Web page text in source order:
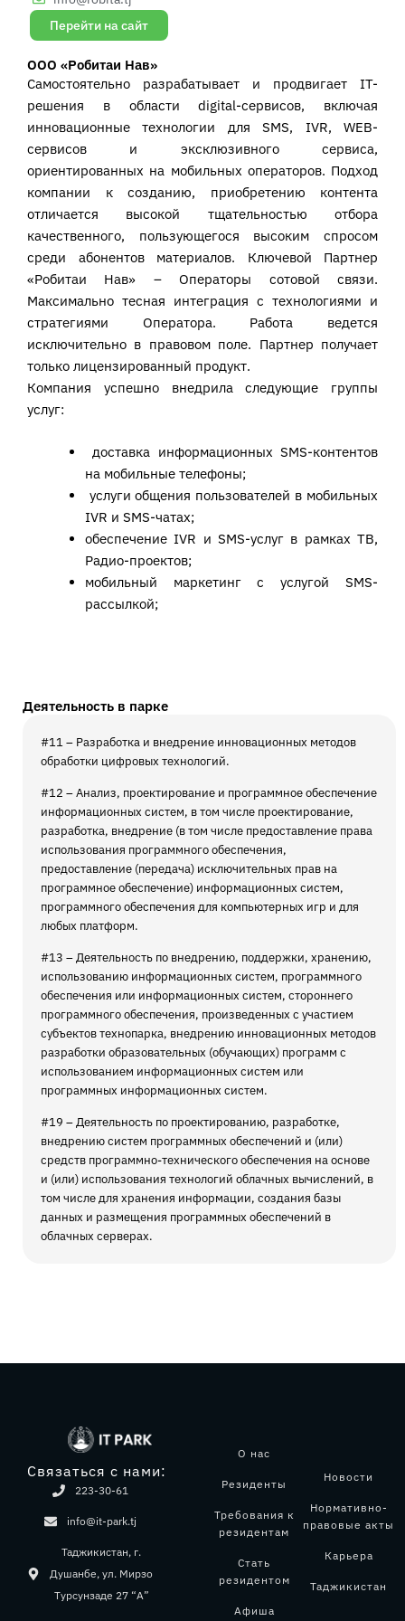
Перейти на сайт
ООО «Робитаи Нав»
Самостоятельно разрабатывает и продвигает IT-
решения в области digital-сервисов, включая
инновационные технологии для SMS, IVR, WEB-
сервисов и эксклюзивного сервиса,
ориентированных на мобильных операторов. Подход
компании к созданию, приобретению контента
отличается высокой тщательностью отбора
качественного, пользующегося высоким спросом
среди абонентов материалов. Ключевой Партнер
«Робитаи Нав» – Операторы сотовой связи.
Максимально тесная интеграция с технологиями и
стратегиями Оператора. Работа ведется
исключительно в правовом поле. Партнер получает
только лицензированный продукт.
Компания успешно внедрила следующие группы
услуг:
доставка информационных SMS-контентов
на мобильные телефоны;
услуги общения пользователей в мобильных
IVR и SMS-чатах;
обеспечение IVR и SMS-услуг в рамках ТВ,
Радио-проектов;
мобильный маркетинг с услугой SMS-
рассылкой;
Деятельность в парке
#11 – Разработка и внедрение инновационных методов
обработки цифровых технологий.
#12 – Анализ, проектирование и программное обеспечение
информационных систем, в том числе проектирование,
разработка, внедрение (в том числе предоставление права
использования программного обеспечения,
предоставление (передача) исключительных прав на
программное обеспечение) информационных систем,
программного обеспечения для компьютерных игр и для
любых платформ.
#13 – Деятельность по внедрению, поддержки, хранению,
использованию информационных систем, программного
обеспечения или информационных систем, стороннего
программного обеспечения, произведенных с участием
субъектов технопарка, внедрению инновационных методов
разработки образовательных (обучающих) программ с
использованием информационных систем или
программных информационных систем.
#19 – Деятельность по проектированию, разработке,
внедрению систем программных обеспечений и (или)
средств программно-технического обеспечения на основе
и (или) использования технологий облачных вычислений, в
том числе для хранения информации, создания базы
данных и размещения программных обеспечений в
облачных серверах.
Связаться с нами:
223-30-61
info@it-park.tj
Таджикистан, г.
Душанбе, ул. Мирзо
Турсунзаде 27 “А”
О нас
Резиденты
Требования к
резидентам
Стать
резидентом
Афиша
Новости
Нормативно-
правовые акты
Карьера
Таджикистан